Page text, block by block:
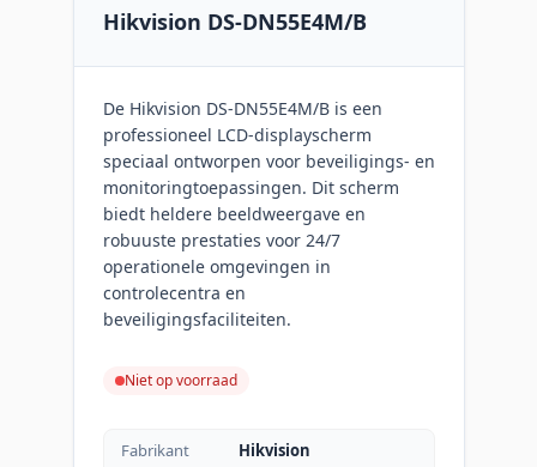
Hikvision DS-DN55E4M/B
De Hikvision DS-DN55E4M/B is een
professioneel LCD-displayscherm
speciaal ontworpen voor beveiligings- en
monitoringtoepassingen. Dit scherm
biedt heldere beeldweergave en
robuuste prestaties voor 24/7
operationele omgevingen in
controlecentra en
beveiligingsfaciliteiten.
Niet op voorraad
Fabrikant
Hikvision